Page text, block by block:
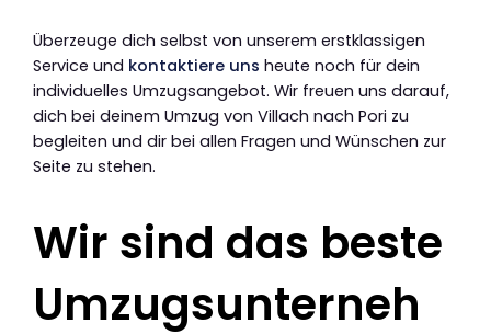
Überzeuge dich selbst von unserem erstklassigen
Service und kontaktiere uns heute noch für dein
individuelles Umzugsangebot. Wir freuen uns darauf,
dich bei deinem Umzug von Villach nach Pori zu
begleiten und dir bei allen Fragen und Wünschen zur
Seite zu stehen.
Wir sind das beste
Umzugsunterneh